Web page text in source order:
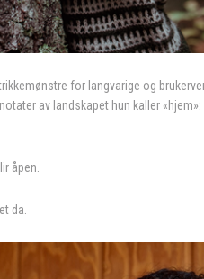
for langvarige og
av landskapet hun kaller «hjem»:
åpen.
da.